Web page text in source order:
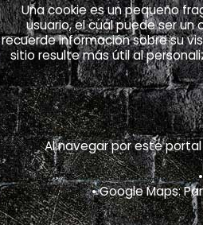
Una cookie es un pequeño
usuario, el cual puede ser
recuerde información sobre su
sitio resulte más útil al
Al navegar por este
• Google Maps: